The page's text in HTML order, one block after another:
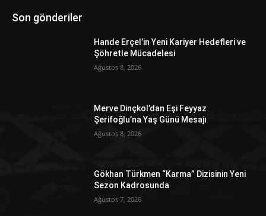
Son gönderiler
Hande Erçel’in Yeni Kariyer Hedefleri ve
Şöhretle Mücadelesi
Ağustos 8, 2026
Merve Dinçkol’dan Eşi Feyyaz
Şerifoğlu’na Yaş Günü Mesajı
Ağustos 8, 2026
Gökhan Türkmen “Karma” Dizisinin Yeni
Sezon Kadrosunda
Ağustos 7, 2026